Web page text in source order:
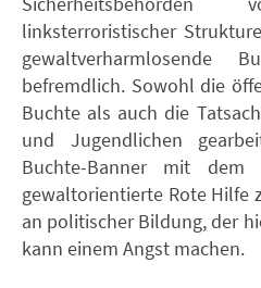
linksterroristischer
gewaltverharmlosende
befremdlich. Sowohl die
Buchte als auch die
und Jugendlichen
Buchte-Banner mit dem
gewaltorientierte Rote Hilfe
an politischer Bildung, der
kann einem Angst machen.